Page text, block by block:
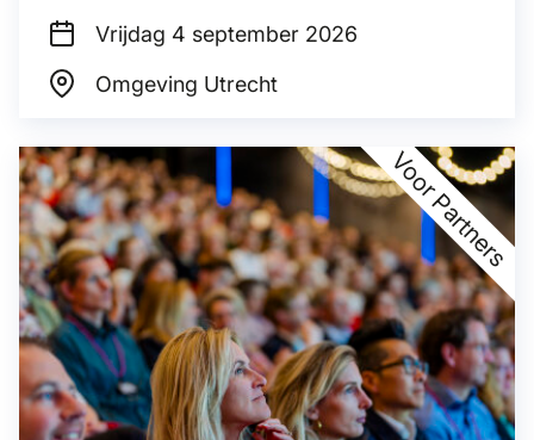
Vrijdag 4 september 2026
Omgeving Utrecht
Voor Partners